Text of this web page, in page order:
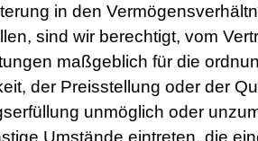
in den
sind wir berechtigt, vom
maßgeblich für die
der Preisstellung oder der
unmöglich oder
Umstände eintreten, die